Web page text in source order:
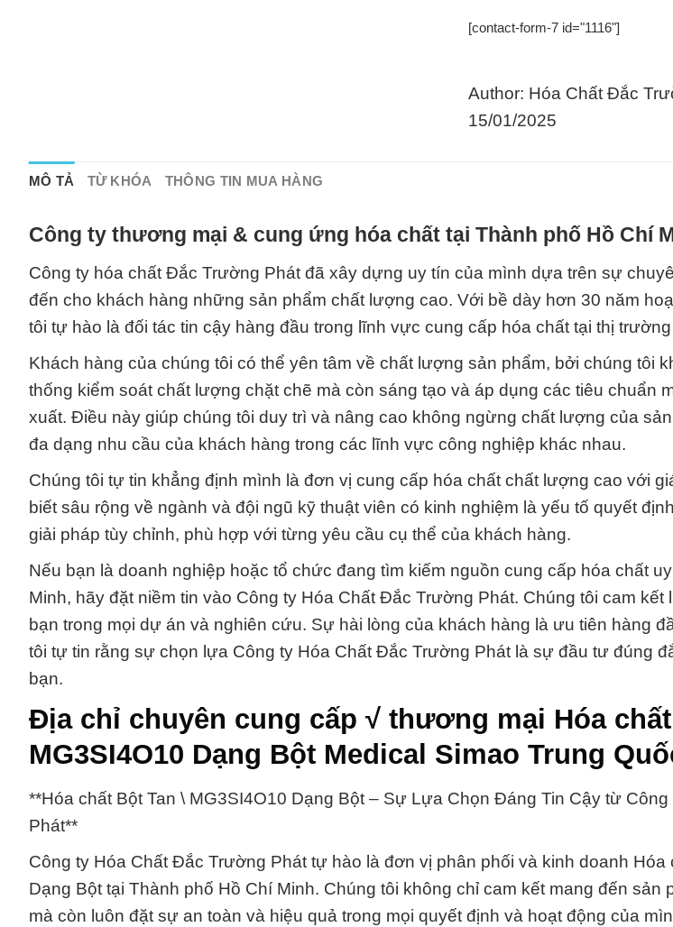
[contact-form-7 id="1116"]
Author: Hóa Chất Đắc
15/01/2025
MÔ TẢ TỪ KHÓA THÔNG TIN MUA HÀNG
Công ty thương mại & cung ứng hóa chất tại Thành phố Hồ Chí
Công ty hóa chất Đắc Trường Phát đã xây dựng uy tín của mình dựa trên sự
đến cho khách hàng những sản phẩm chất lượng cao. Với bề dày hơn 30 năm
tôi tự hào là đối tác tin cậy hàng đầu trong lĩnh vực cung cấp hóa chất tại thị
Khách hàng của chúng tôi có thể yên tâm về chất lượng sản phẩm, bởi chúng tôi
thống kiểm soát chất lượng chặt chẽ mà còn sáng tạo và áp dụng các tiêu chuẩn
xuất. Điều này giúp chúng tôi duy trì và nâng cao không ngừng chất lượng của
đa dạng nhu cầu của khách hàng trong các lĩnh vực công nghiệp khác nhau.
Chúng tôi tự tin khẳng định mình là đơn vị cung cấp hóa chất chất lượng cao với
biết sâu rộng về ngành và đội ngũ kỹ thuật viên có kinh nghiệm là yếu tố quyết
giải pháp tùy chỉnh, phù hợp với từng yêu cầu cụ thể của khách hàng.
Nếu bạn là doanh nghiệp hoặc tổ chức đang tìm kiếm nguồn cung cấp hóa chất
Minh, hãy đặt niềm tin vào Công ty Hóa Chất Đắc Trường Phát. Chúng tôi cam kết
bạn trong mọi dự án và nghiên cứu. Sự hài lòng của khách hàng là ưu tiên hàng
tôi tự tin rằng sự chọn lựa Công ty Hóa Chất Đắc Trường Phát là sự đầu tư đúng
bạn.
Địa chỉ chuyên cung cấp √ thương mại Hóa
MG3SI4O10 Dạng Bột Medical Simao Trung
**Hóa chất Bột Tan \ MG3SI4O10 Dạng Bột – Sự Lựa Chọn Đáng Tin Cậy từ
Phát**
Công ty Hóa Chất Đắc Trường Phát tự hào là đơn vị phân phối và kinh doanh Hóa
Dạng Bột tại Thành phố Hồ Chí Minh. Chúng tôi không chỉ cam kết mang đến sản
mà còn luôn đặt sự an toàn và hiệu quả trong mọi quyết định và hoạt động của